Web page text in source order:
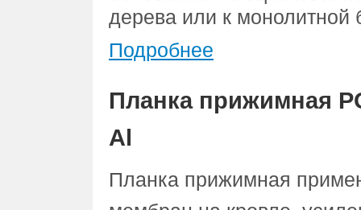
дерева или к монолитной
Подробнее
Планка прижимная
Al
Планка прижимная